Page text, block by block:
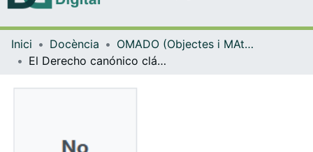
Navega per tot el DD
Inici Docència
OMADO (Objectes i MAterials DOcents)
El Derecho canónico clásico